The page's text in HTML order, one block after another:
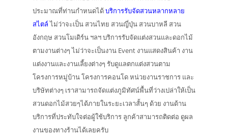
ประมาณที่ท่านกำหนดได้บริการรับจัดสวนหลากหลาย
สไตล์ไม่ว่าจะเป็น สวนไทย สวนญี่ปุ่น สวนบาหลี สวน
อังกฤษ สวนโมเดิร์น ฯลฯ บริการรับจัดแต่งสวนและดอกไม้
ตามงานต่างๆ ไม่ว่าจะเป็นงาน Event งานแสดงสินค้า งาน
แต่งงานและงานเลี้ยงต่างๆ รับดูแลตกแต่งสวนตาม
โครงการหมู่บ้าน โครงการคอนโด หน่วยงานราชการ และ
บริษัทต่างๆ เราสามารถจัดแต่งภูมิทัศน์พื้นที่ว่างเปล่าให้เป็น
สวนดอกไม้สวยๆได้ภายในระยะเวลาสั้นๆ ด้วย งานด้าน
บริการที่ประทับใจต่อผู้ใช้บริการ ลูกค้าสามารถติดต่อ ดูผล
งานของทางร้านได้เลยครับ